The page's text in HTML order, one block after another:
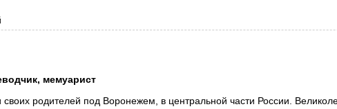
мемуарист
родителей под Воронежем, в центральной части России.